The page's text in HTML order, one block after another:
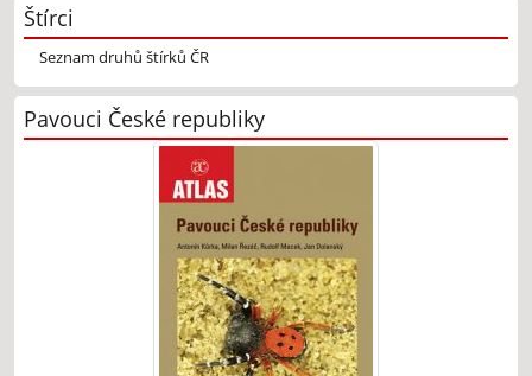
Štírci
Seznam druhů štírků ČR
Pavouci České republiky